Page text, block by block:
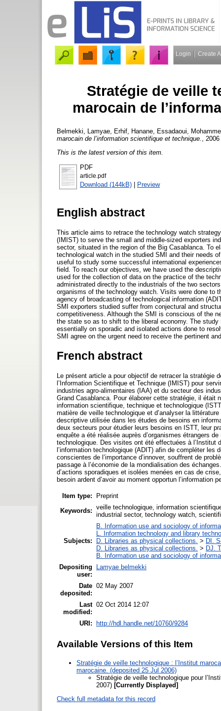
Login Create
Stratégie de veille
marocain de
Belmekki, Lamyae Erhif, Hanane
Essadaoui,
marocain de l’information scientifique et technique.
,
This is the latest version of this item.
PDF
article.pdf
Download (144kB) Preview
English abstract
This article aims to retrace the technology watch
(IMIST) to serve the small and middle-sized exporters
sector, situated in the region of the Big Casablanca. To
technological watch in the studied SMI and their needs
useful to study some successful international
field. To reach our objectives, we have used the
used for the collection of data on the practice of the
administrated directly to the industrials of the two
organisms of the technology watch. Visits were done to
agency of broadcasting of technological information
SMI exporters studied suffer from conjectural and
competitiveness. Although the SMI is conscious of the
the state so as to shift to the liberal economy. The
essentially on sporadic and isolated actions done to
SMI agree on the urgent need to receive the pertinent
French abstract
Le présent article a pour objectif de retracer la stratégie
l’Information Scientifique et Technique (IMIST) pour
industries agro-alimentaires (IAA) et du secteur des
Grand Casablanca. Pour élaborer cette stratégie, il était
information scientifique, technique et technologique
matière de veille technologique et d’analyser la
descriptive utilisée dans les études de besoins en
deux secteurs pour étudier leurs besoins en ISTT, leur
enquête a été réalisée auprès d’organismes étrangers
technologique. Des visites ont été effectuées à l’Institut
l’information technologique (ADIT) afin de compléter
conscientes de l’importance d’innover, souffrent de
passage à l’économie de la mondialisation des
d’actions sporadiques et isolées menées en cas de
besoin ardent d’avoir au moment opportun l’information
Item type:
Preprint
Keywords: veille technologique, information
industrial sector, technology watch,
Subjects:
B. Information use and sociology of
L. Information technology and library
D. Libraries as physical collections. > DI.
D. Libraries as physical collections. > DJ.
B. Information use and sociology of
Depositing
user:
Lamyae belmekki
Date
deposited:
02 May 2007
Last
modified:
02 Oct 2014 12:07
URI: http://hdl.handle.net/10760/9284
Available Versions of this Item
Stratégie de veille technologique : l’Institut
marocaine. (deposited 25 Jul 2006)
Stratégie de veille technologique pour
2007) [Currently Displayed]
Check full metadata for this record